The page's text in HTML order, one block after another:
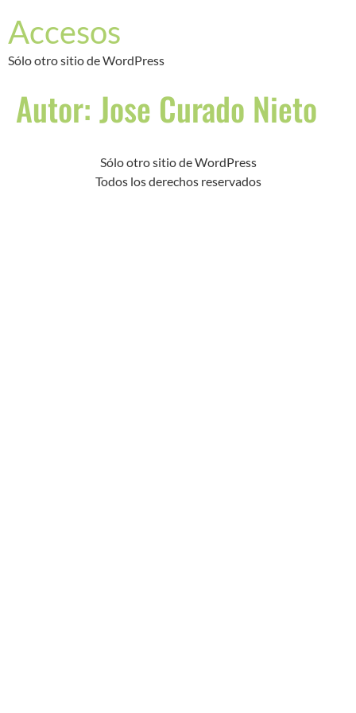
Accesos
Sólo otro sitio de WordPress
Autor: Jose Curado Nieto
Sólo otro sitio de WordPress
Todos los derechos reservados